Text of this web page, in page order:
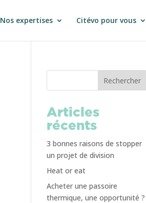
Nos expertises Citévo pour vous
Rechercher
Articles
récents
3 bonnes raisons de stopper
un projet de division
Heat or eat
Acheter une passoire
thermique, une opportunité ?